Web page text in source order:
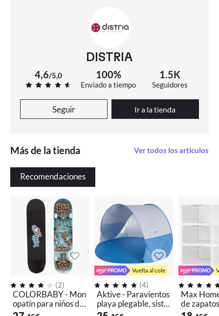
DISTRIA
4,6/5,0 100%
Enviado a tiempo
1.5K
Seguidores
Seguir Ir a la tienda
Más de la tienda Ver todos los artículos
Recomendaciones
(2)
COLORBABY - Mon
opatín para niños dis
eño Big Foot o Retro
Vuelta al cole
(4)
Aktive - Paravientos
playa plegable, siste
ma pop up, color azu
Max
de
entes,